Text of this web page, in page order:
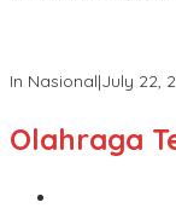
In Nasional|July 22,
Olahraga